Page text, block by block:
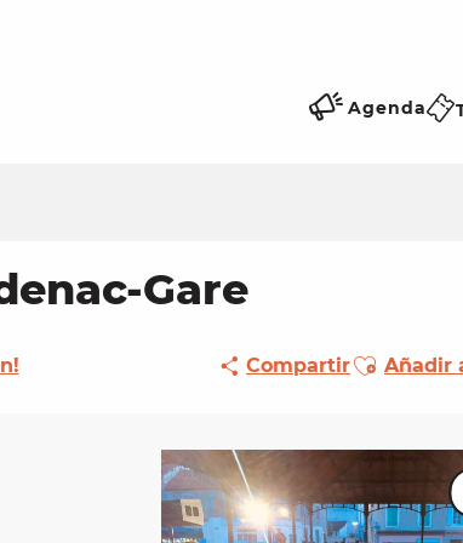
Agenda
Gare
CompartirAjouter
Añadir